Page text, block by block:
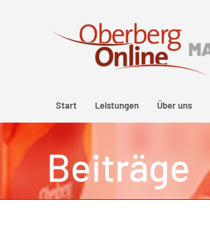
Start Leistungen Über uns
Beiträge